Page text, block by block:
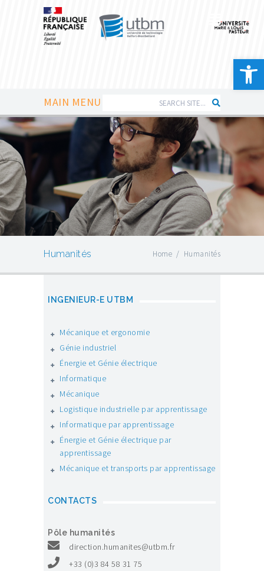
Ouvrir
MAIN MENU
Humanités Home / Humanités
INGENIEUR-E UTBM
Mécanique et ergonomie
Génie industriel
Énergie et Génie électrique
Informatique
Mécanique
Logistique industrielle par apprentissage
Informatique par apprentissage
Énergie et Génie électrique par
apprentissage
Mécanique et transports par apprentissage
CONTACTS
Pôle humanités
direction.humanites@utbm.fr
+33 (0)3 84 58 31 75